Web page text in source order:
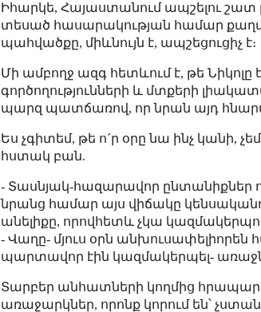
Իհարկե, Հայաստանում ապշելու շատ
տեսած հասարակության համար
պահվածքը, միևնույն է, ապշեցուցիչ է։
Մի ամբողջ ազգ հետևում է, թե
գործողությունների և մտքերի
պարզ պատճառով, որ նրան այդ
Ես չգիտեմ, թե ո´ր օրը նա ինչ կանի, չեմ
հստակ բան.
- Տասնյակ-հազարավոր
նրանց համար այս վիճակը
անելիքը, որովհետև չկա
- Վաղը- մյուս օրն անխուսափելիորեն
պարտավոր էին կազմակերպել-
Տարբեր անհատների կողմից
առաջարկներ, որոնք կորում են՝